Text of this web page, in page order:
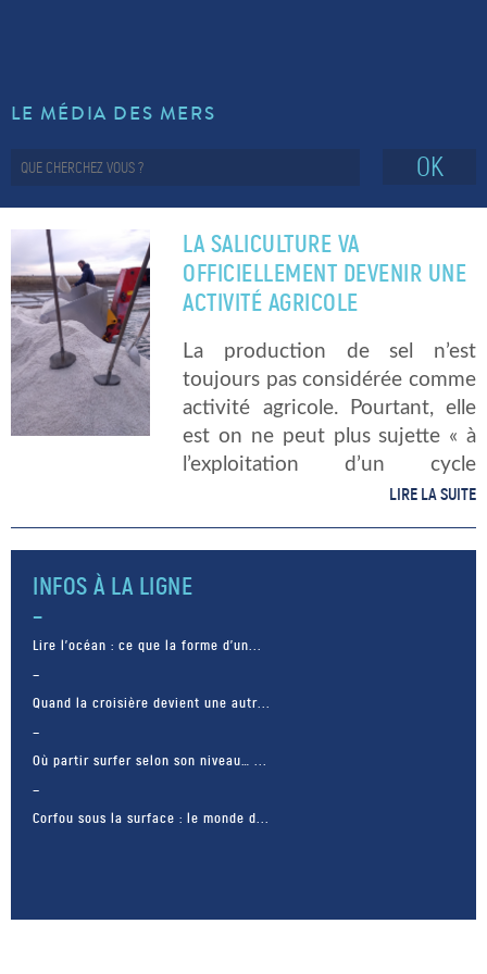
LE MÉDIA DES MERS
OK
LA SALICULTURE VA
OFFICIELLEMENT DEVENIR UNE
ACTIVITÉ AGRICOLE
La production de sel n’est
toujours pas considérée comme
activité agricole. Pourtant, elle
est on ne peut plus sujette « à
l’exploitation d’un cycle
biologique », comme le précise
celui-ci, depuis un article
rajouté en […]
LIRE LA SUITE
INFOS À LA LIGNE
Lire l’océan : ce que la forme d’un...
Quand la croisière devient une autr...
Où partir surfer selon son niveau… ...
Corfou sous la surface : le monde d...